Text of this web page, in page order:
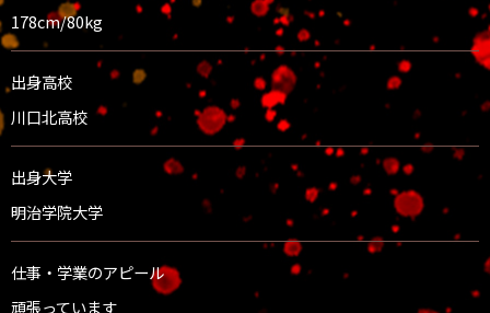
178cm/80kg
出身高校
川口北高校
出身大学
明治学院大学
仕事・学業のアピール
頑張っています